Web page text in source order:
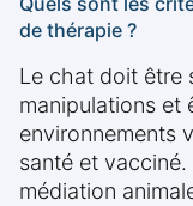
de thérapie ?
Le chat doit être
manipulations et
environnements
santé et
médiation